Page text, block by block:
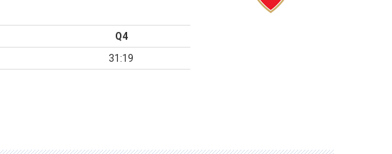
Q4
31:19